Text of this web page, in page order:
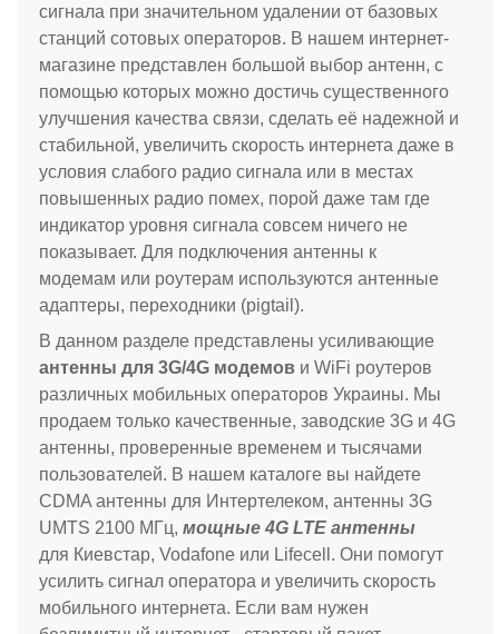
сигнала при значительном удалении от базовых
станций сотовых операторов. В нашем интернет-
магазине представлен большой выбор антенн, с
помощью которых можно достичь существенного
улучшения качества связи, сделать её надежной и
стабильной, увеличить скорость интернета даже в
условия слабого радио сигнала или в местах
повышенных радио помех, порой даже там где
индикатор уровня сигнала совсем ничего не
показывает. Для подключения антенны к
модемам или роутерам используются антенные
адаптеры, переходники (pigtail).
В данном разделе представлены усиливающие
антенны для 3G/4G модемов и WiFi роутеров
различных мобильных операторов Украины. Мы
продаем только качественные, заводские 3G и 4G
антенны, проверенные временем и тысячами
пользователей. В нашем каталоге вы найдете
CDMA антенны для Интертелеком, антенны 3G
UMTS 2100 МГц, мощные 4G LTE антенны
для Киевстар, Vodafone или Lifecell . Они помогут
усилить сигнал оператора и увеличить скорость
мобильного интернета. Если вам нужен